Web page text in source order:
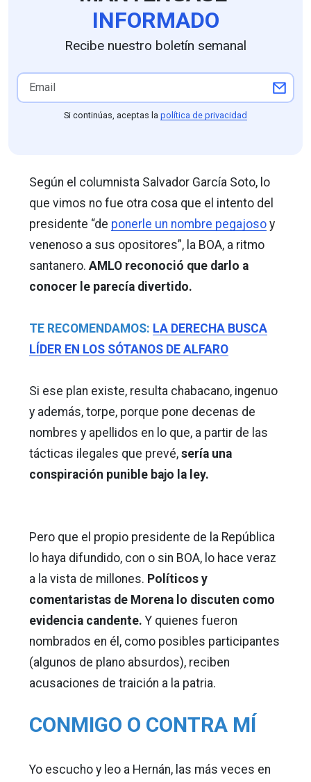
INFORMADO
Recibe nuestro boletín semanal
Si continúas, aceptas la política de privacidad
Según el columnista Salvador García Soto, lo
que vimos no fue otra cosa que el intento del
presidente “de ponerle un nombre pegajoso y
venenoso a sus opositores”, la BOA, a ritmo
santanero. AMLO reconoció que darlo a
conocer le parecía divertido.
TE RECOMENDAMOS: LA DERECHA BUSCA
LÍDER EN LOS SÓTANOS DE ALFARO
Si ese plan existe, resulta chabacano, ingenuo
y además, torpe, porque pone decenas de
nombres y apellidos en lo que, a partir de las
tácticas ilegales que prevé, sería una
conspiración punible bajo la ley.
Pero que el propio presidente de la República
lo haya difundido, con o sin BOA, lo hace veraz
a la vista de millones. Políticos y
comentaristas de Morena lo discuten como
evidencia candente. Y quienes fueron
nombrados en él, como posibles participantes
(algunos de plano absurdos), reciben
acusaciones de traición a la patria.
CONMIGO O CONTRA MÍ
Yo escucho y leo a Hernán, las más veces en